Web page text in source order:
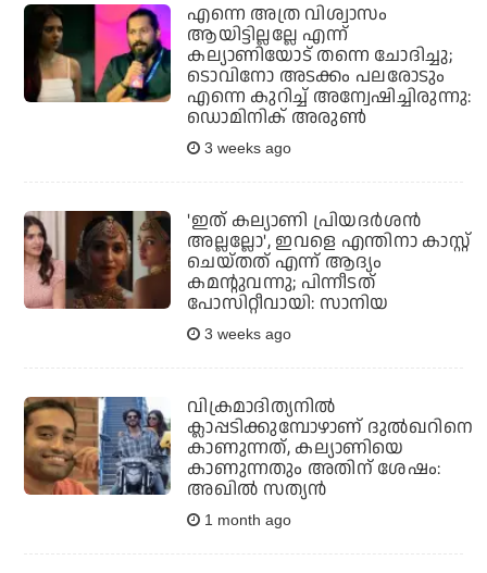
എന്നെ അത്ര വിശ്വാസം
ആയിട്ടില്ലല്ലേ എന്ന്
കല്യാണിയോട് തന്നെ ചോദിച്ചു;
ടൊവിനോ അടക്കം പലരോടും
എന്നെ കുറിച്ച് അന്വേഷിച്ചിരുന്നു:
ഡൊമിനിക് അരുണ്‍
3 weeks ago
'ഇത് കല്യാണി പ്രിയദര്‍ശന്‍
അല്ലല്ലോ', ഇവളെ എന്തിനാ കാസ്റ്റ്
ചെയ്തത് എന്ന് ആദ്യം
കമന്റുവന്നു; പിന്നീടത്
പോസിറ്റീവായി: സാനിയ
3 weeks ago
വിക്രമാദിത്യനില്‍
ക്ലാപ്പടിക്കുമ്പോഴാണ് ദുല്‍ഖറിനെ
കാണുന്നത്, കല്യാണിയെ
കാണുന്നതും അതിന് ശേഷം:
അഖില്‍ സത്യന്‍
1 month ago